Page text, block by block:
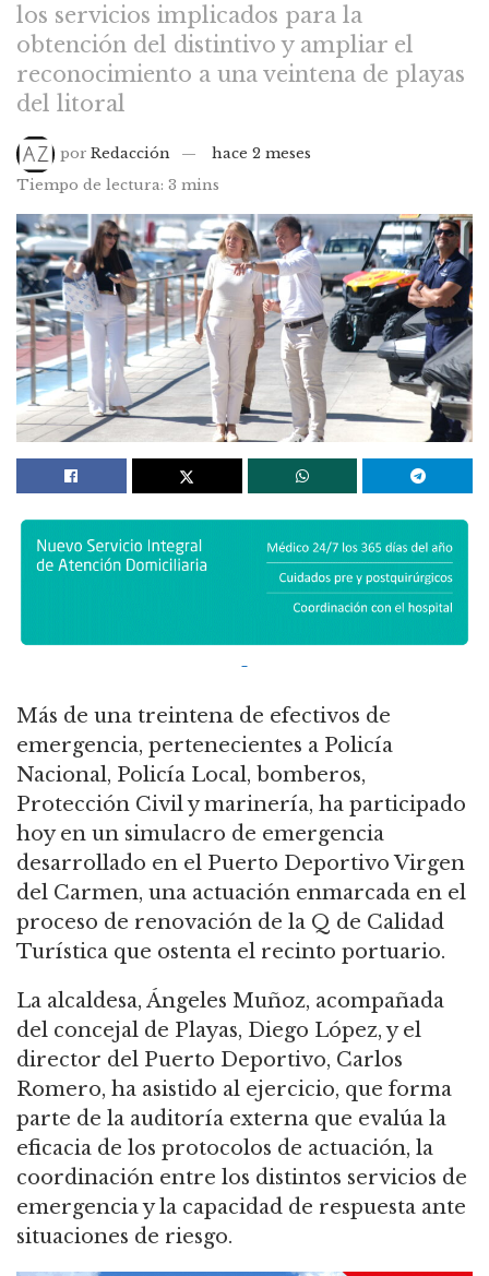
los servicios implicados para la
obtención del distintivo y ampliar el
reconocimiento a una veintena de playas
del litoral
por Redacción
hace 2 meses
Tiempo de lectura: 3 mins
Más de una treintena de efectivos de
emergencia, pertenecientes a Policía
Nacional, Policía Local, bomberos,
Protección Civil y marinería, ha participado
hoy en un simulacro de emergencia
desarrollado en el Puerto Deportivo Virgen
del Carmen, una actuación enmarcada en el
proceso de renovación de la Q de Calidad
Turística que ostenta el recinto portuario.
La alcaldesa, Ángeles Muñoz, acompañada
del concejal de Playas, Diego López, y el
director del Puerto Deportivo, Carlos
Romero, ha asistido al ejercicio, que forma
parte de la auditoría externa que evalúa la
eficacia de los protocolos de actuación, la
coordinación entre los distintos servicios de
emergencia y la capacidad de respuesta ante
situaciones de riesgo.